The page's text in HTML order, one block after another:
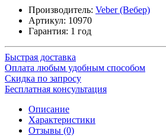
Производитель: Veber (Вебер)
Артикул: 10970
Гарантия: 1 год
Быстрая доставка
Оплата любым удобным способом
Скидка по запросу
Бесплатная консультация
Описание
Характеристики
Отзывы (0)